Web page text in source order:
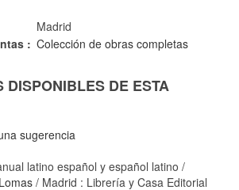
Madrid
: Colección de obras completas
DISPONIBLES DE ESTA
sugerencia
latino español y español latino /
/ Madrid : Librería y Casa Editorial